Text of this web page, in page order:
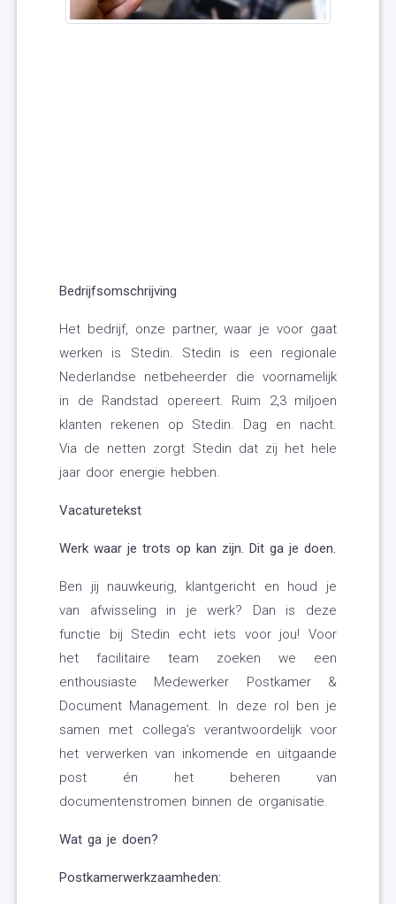
Bedrijfsomschrijving
Het bedrijf, onze partner, waar je voor gaat
werken is Stedin. Stedin is een regionale
Nederlandse netbeheerder die voornamelijk
in de Randstad opereert. Ruim 2,3 miljoen
klanten rekenen op Stedin. Dag en nacht.
Via de netten zorgt Stedin dat zij het hele
jaar door energie hebben.
Vacaturetekst
Werk waar je trots op kan zijn. Dit ga je doen.
Ben jij nauwkeurig, klantgericht en houd je
van afwisseling in je werk? Dan is deze
functie bij Stedin echt iets voor jou! Voor
het facilitaire team zoeken we een
enthousiaste Medewerker Postkamer &
Document Management. In deze rol ben je
samen met collega’s verantwoordelijk voor
het verwerken van inkomende en uitgaande
post én het beheren van
documentenstromen binnen de organisatie.
Wat ga je doen?
Postkamerwerkzaamheden: